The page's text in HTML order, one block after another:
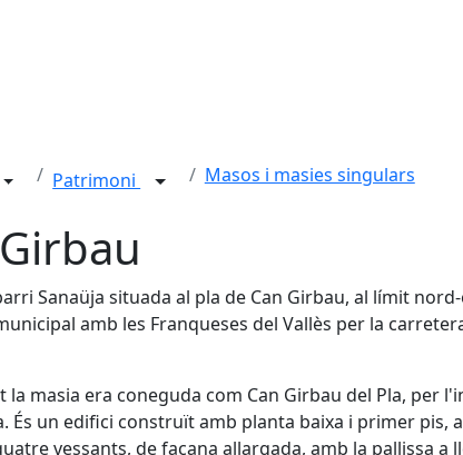
Patrimoni Masos i masies singulars
Sanaüja situada al pla de Can Girbau, al límit
amb les Franqueses del Vallès per la
la masia era coneguda com Can Girbau del Pla, per
És un edifici construït amb planta baixa i primer pis,
vessants, de façana allargada, amb la pallissa a